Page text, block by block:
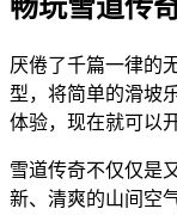
畅玩雪道传
厌倦了千篇一律的
型，将简单的滑坡
体验，现在就可以
雪道传奇不仅仅是
新、清爽的山间空